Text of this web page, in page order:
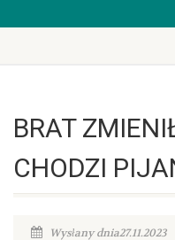
BRAT
CHODZI
Wysłany dnia27.11.2023